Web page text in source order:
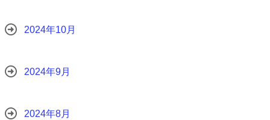
2024年10月
2024年9月
2024年8月